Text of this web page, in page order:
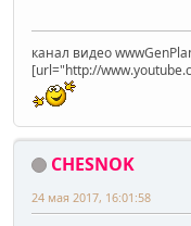
канал видео
[url="http://
CHESNOK
24 мая 2017, 16:01:58